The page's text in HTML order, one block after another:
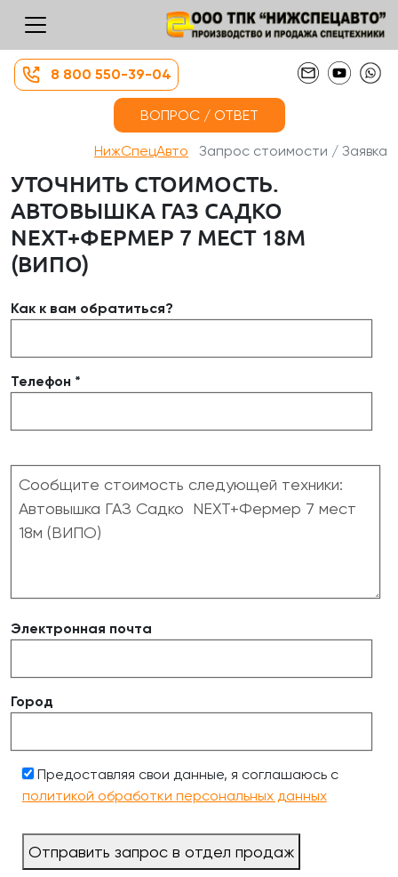
8 800 550-39-04
ВОПРОС / ОТВЕТ
НижСпецАвто Запрос стоимости / Заявка
УТОЧНИТЬ СТОИМОСТЬ.
АВТОВЫШКА ГАЗ САДКО
NEXT+ФЕРМЕР 7 МЕСТ 18М
(ВИПО)
Как к вам обратиться?
Телефон *
Электронная почта
Город
Предоставляя свои данные, я соглашаюсь с
политикой обработки персональных данных
Отправить запрос в отдел продаж